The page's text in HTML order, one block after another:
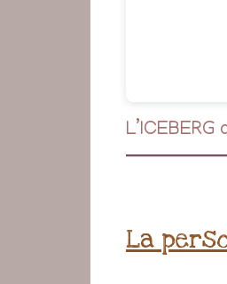
L’ICEBERG
La